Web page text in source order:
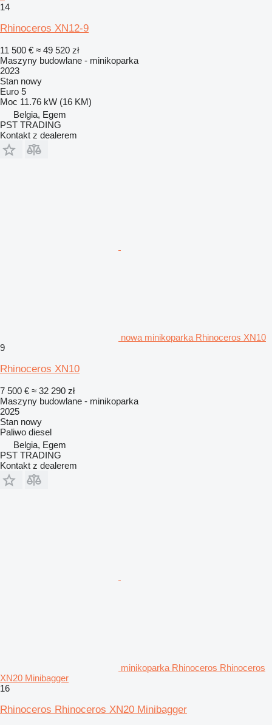
14
Rhinoceros XN12-9
11 500 € ≈ 49 520 zł
Maszyny budowlane - minikoparka
2023
Stan nowy
Euro 5
Moc 11.76 kW (16 KM)
Belgia, Egem
PST TRADING
Kontakt z dealerem
nowa minikoparka Rhinoceros XN10
9
Rhinoceros XN10
7 500 € ≈ 32 290 zł
Maszyny budowlane - minikoparka
2025
Stan nowy
Paliwo diesel
Belgia, Egem
PST TRADING
Kontakt z dealerem
minikoparka Rhinoceros Rhinoceros
XN20 Minibagger
16
Rhinoceros Rhinoceros XN20 Minibagger